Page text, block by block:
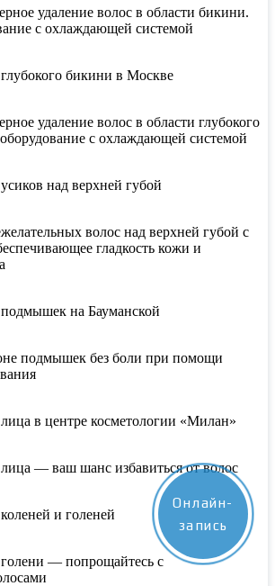
Онлайн-
запись
удаление волос в области бикини.
с охлаждающей системой
бикини в Москве
удаление волос в области глубокого
с охлаждающей системой
над верхней губой
волос над верхней губой с
гладкость кожи и
на Бауманской
подмышек без боли при помощи
в центре косметологии «Милан»
— ваш шанс избавиться от волос
и голеней
— попрощайтесь с